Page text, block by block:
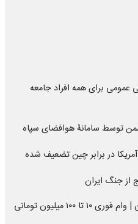
برای همه افراد جامعه
توسط سامانۀ هوافضای سپاه
در برابر چین تضعیف شده
از جنگ ایران
وام برای یارانه بگیران بدون ضامن | وام فوری ۱۰ تا ۱۰۰ میلیون تومانی